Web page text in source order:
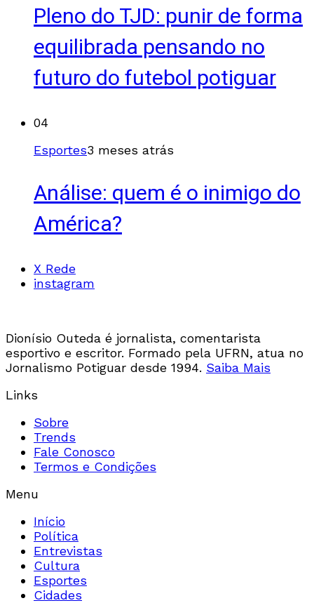
Pleno do TJD: punir de forma
equilibrada pensando no
futuro do futebol potiguar
04
Esportes3 meses atrás
Análise: quem é o inimigo do
América?
X Rede
instagram
Dionísio Outeda é jornalista, comentarista
esportivo e escritor. Formado pela UFRN, atua no
Jornalismo Potiguar desde 1994. Saiba Mais
Links
Sobre
Trends
Fale Conosco
Termos e Condições
Menu
Início
Política
Entrevistas
Cultura
Esportes
Cidades